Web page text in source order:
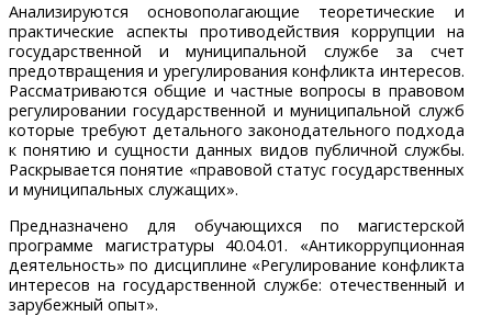
Анализируются основополагающие теоретические и
практические аспекты противодействия коррупции на
государственной и муниципальной службе за счет
предотвращения и урегулирования конфликта интересов.
Рассматриваются общие и частные вопросы в правовом
регулировании государственной и муниципальной служб
которые требуют детального законодательного подхода
к понятию и сущности данных видов публичной службы.
Раскрывается понятие «правовой статус государственных
и муниципальных служащих».
Предназначено для обучающихся по магистерской
программе магистратуры 40.04.01. «Антикоррупционная
деятельность» по дисциплине «Регулирование конфликта
интересов на государственной службе: отечественный и
зарубежный опыт».